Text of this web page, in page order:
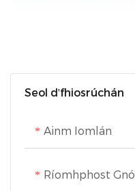
Seol d'fhiosrúchán
Ainm Iomlán
Ríomhphost Gnó